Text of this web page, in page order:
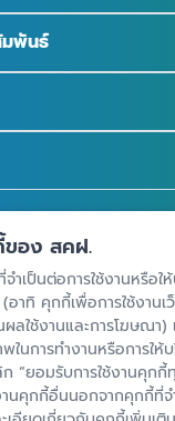
มพันธ์
วัน บิสซิเนสคอมเพล็กซ์
งจอมพล เขตจตุจักร กรุ
งินฝาก
ของ สคฝ.
ำเป็นต่อการใช้งานหรือใ
าทิ คุกกี้เพื่อการใช้งานเ
นผลใช้งานและการโฆษณ
ในการทำงานหรือการให้
“ยอมรับการใช้งานคุกกี้
านคุกกี้อื่นนอกจากคุกกี้ที่